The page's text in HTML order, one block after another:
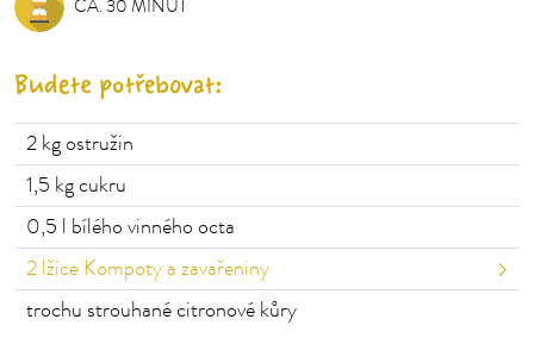
CA. 30 MINUT
Budete potřebovat:
2 kg ostružin
1,5 kg cukru
0,5 l bílého vinného octa
2 lžíce Kompoty a zavařeniny
trochu strouhané citronové kůry